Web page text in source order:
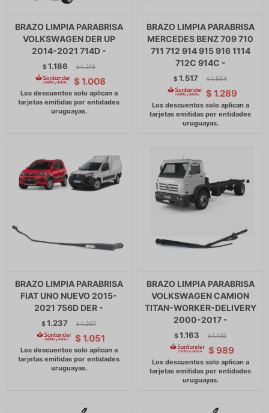
BRAZO LIMPIA PARABRISA
VOLKSWAGEN DER UP
2014-2021 714D -
$1.186 $ 1.216
$ 1.008
BRAZO LIMPIA PARABRISA
MERCEDES BENZ 709 710
711 712 914 915 916 1114
712C 914C -
$1.517 $ 1.554
$ 1.289
BRAZO LIMPIA PARABRISA
FIAT UNO NUEVO 2015-
2021 756D DER -
$1.237 $ 1.267
$ 1.051
BRAZO LIMPIA PARABRISA
VOLKSWAGEN CAMION
TITAN-WORKER-DELIVERY
2000-2017 -
$1.163 $ 1.192
$ 989